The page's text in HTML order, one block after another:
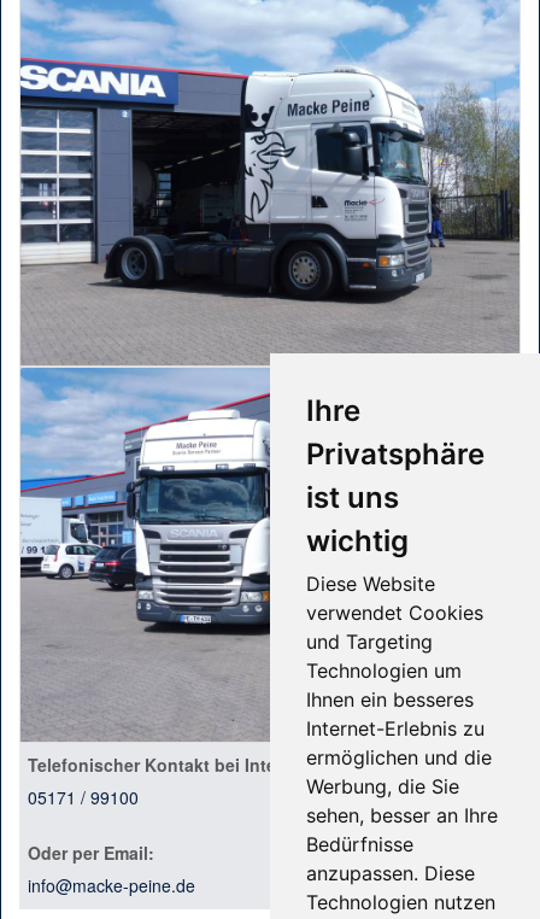
Ihre
Privatsphäre
ist uns
wichtig
Diese Website
verwendet Cookies
und Targeting
Technologien um
Ihnen ein besseres
Internet-Erlebnis zu
ermöglichen und die
Werbung, die Sie
sehen, besser an Ihre
Bedürfnisse
anzupassen. Diese
Technologien nutzen
Telefonischer Kontakt bei Interesse:
05171 / 99100
Oder per Email:
info@macke-peine.de